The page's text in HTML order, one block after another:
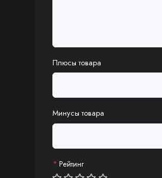
Плюсы товара
Минусы товара
Рейтинг